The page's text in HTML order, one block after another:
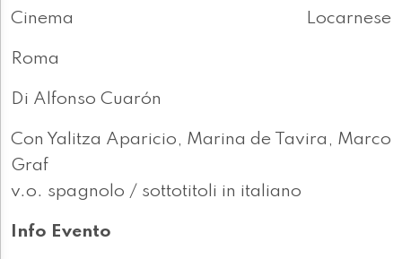
Cinema Locarnese
Roma
Di Alfonso Cuarón
Con Yalitza Aparicio, Marina de Tavira, Marco
Graf
v.o. spagnolo / sottotitoli in italiano
Info Evento